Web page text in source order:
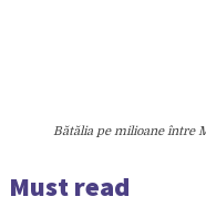
Bătălia pe milioane între
Must read